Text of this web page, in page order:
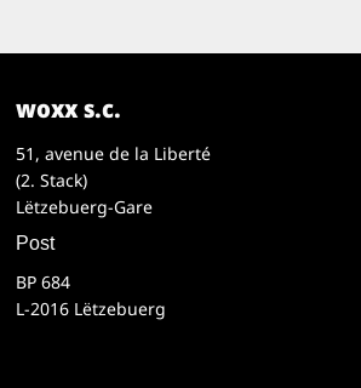
woxx s.c.
51, avenue de la Liberté
(2. Stack)
Lëtzebuerg-Gare
Post
BP 684
L-2016 Lëtzebuerg